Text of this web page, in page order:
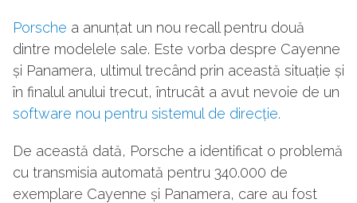
Porsche a anunțat un nou recall pentru două
dintre modelele sale. Este vorba despre Cayenne
și Panamera, ultimul trecând prin această situație și
în finalul anului trecut, întrucât a avut nevoie de un
software nou pentru sistemul de direcție.
De această dată, Porsche a identificat o problemă
cu transmisia automată pentru 340.000 de
exemplare Cayenne și Panamera, care au fost